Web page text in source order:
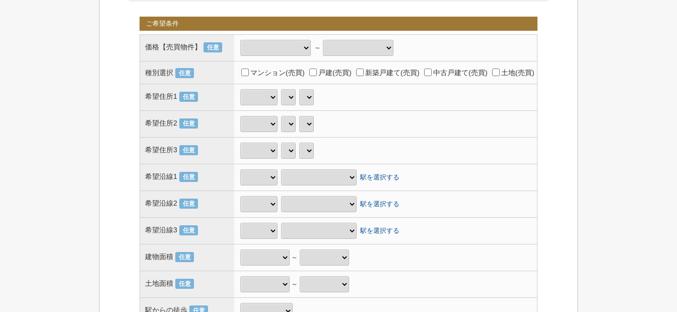
ご希望条件
価格【売買物件】 任意 ～
種別選択 任意 マンション(売買) 戸建(売買) 新築戸建て(売買) 中古戸建て(売買) 土地(売買)
希望住所1 任意
希望住所2 任意
希望住所3 任意
希望沿線1 任意 駅を選択する
希望沿線2 任意 駅を選択する
希望沿線3 任意 駅を選択する
建物面積 任意 ～
土地面積 任意 ～
駅からの徒歩 任意